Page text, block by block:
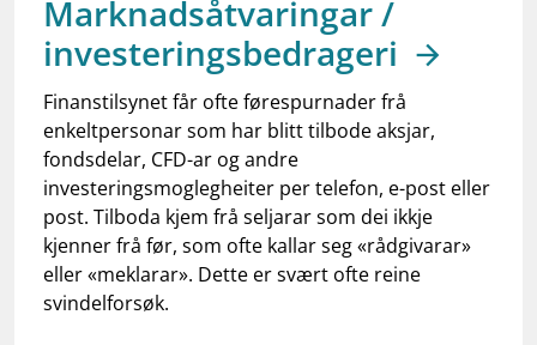
work_outlineJobb hos oss
dashboard Informasjon for investorer
notifications_noneAbonner på nyhetsvarsel
Marknadsåtvaringar /
investeringsbedrageri
Finanstilsynet får ofte førespurnader frå
enkeltpersonar som har blitt tilbode aksjar,
fondsdelar, CFD-ar og andre
investeringsmoglegheiter per telefon, e-post eller
post. Tilboda kjem frå seljarar som dei ikkje
kjenner frå før, som ofte kallar seg «rådgivarar»
eller «meklarar». Dette er svært ofte reine
svindelforsøk.